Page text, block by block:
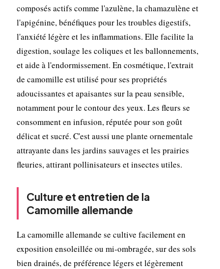
composés actifs comme l'azulène, la chamazulène et
l'apigénine, bénéfiques pour les troubles digestifs,
l'anxiété légère et les inflammations. Elle facilite la
digestion, soulage les coliques et les ballonnements,
et aide à l'endormissement. En cosmétique, l'extrait
de camomille est utilisé pour ses propriétés
adoucissantes et apaisantes sur la peau sensible,
notamment pour le contour des yeux. Les fleurs se
consomment en infusion, réputée pour son goût
délicat et sucré. C'est aussi une plante ornementale
attrayante dans les jardins sauvages et les prairies
fleuries, attirant pollinisateurs et insectes utiles.
Culture et entretien de la
Camomille allemande
La camomille allemande se cultive facilement en
exposition ensoleillée ou mi-ombragée, sur des sols
bien drainés, de préférence légers et légèrement